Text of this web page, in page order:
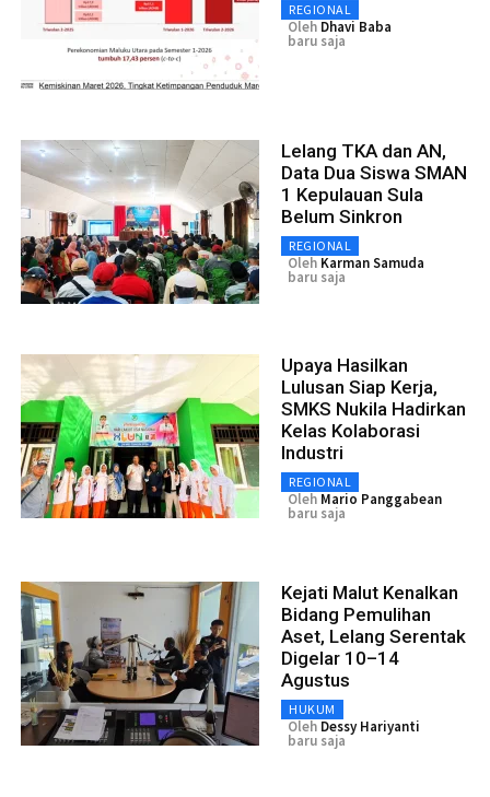
REGIONAL
Oleh Dhavi Baba
baru saja
Lelang TKA dan AN,
Data Dua Siswa SMAN
1 Kepulauan Sula
Belum Sinkron
REGIONAL
Oleh Karman Samuda
baru saja
Upaya Hasilkan
Lulusan Siap Kerja,
SMKS Nukila Hadirkan
Kelas Kolaborasi
Industri
REGIONAL
Oleh Mario Panggabean
baru saja
Kejati Malut Kenalkan
Bidang Pemulihan
Aset, Lelang Serentak
Digelar 10–14
Agustus
HUKUM
Oleh Dessy Hariyanti
baru saja